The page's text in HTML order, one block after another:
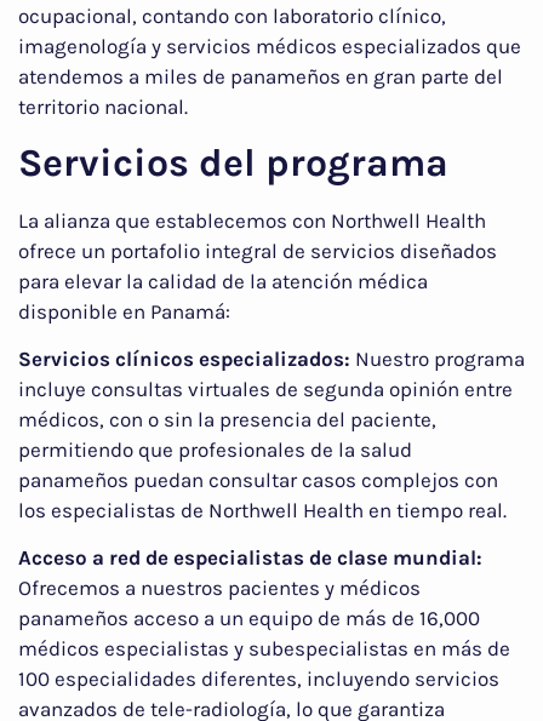
ocupacional, contando con laboratorio clínico,
imagenología y servicios médicos especializados que
atendemos a miles de panameños en gran parte del
territorio nacional.
Servicios del programa
La alianza que establecemos con Northwell Health
ofrece un portafolio integral de servicios diseñados
para elevar la calidad de la atención médica
disponible en Panamá:
Servicios clínicos especializados: Nuestro programa
incluye consultas virtuales de segunda opinión entre
médicos, con o sin la presencia del paciente,
permitiendo que profesionales de la salud
panameños puedan consultar casos complejos con
los especialistas de Northwell Health en tiempo real.
Acceso a red de especialistas de clase mundial:
Ofrecemos a nuestros pacientes y médicos
panameños acceso a un equipo de más de 16,000
médicos especialistas y subespecialistas en más de
100 especialidades diferentes, incluyendo servicios
avanzados de tele-radiología, lo que garantiza